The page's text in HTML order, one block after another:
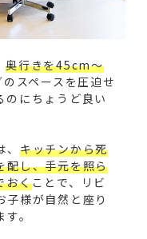
奥行きを45cm〜
スペースを圧迫せ
のにちょうど良い
キッチンから死
配し、手元を照ら
おくことで、リビ
子様が自然と座り
。